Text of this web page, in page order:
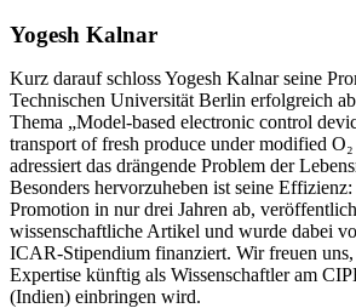
Yogesh Kalnar
Kurz darauf schloss Yogesh Kalnar seine
Technischen Universität Berlin erfolgreich
Thema „Model-based electronic control
transport of fresh produce under modified
adressiert das drängende Problem der
Besonders hervorzuheben ist seine Effizienz:
Promotion in nur drei Jahren ab,
wissenschaftliche Artikel und wurde dabei
ICAR-Stipendium finanziert. Wir freuen
Expertise künftig als Wissenschaftler am
(Indien) einbringen wird.